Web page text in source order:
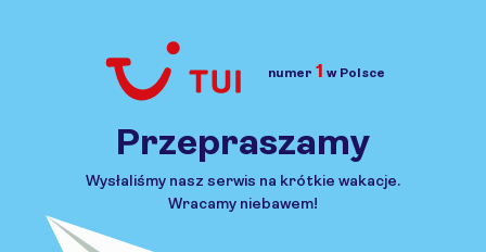
Przejdź do TUI.pl
numer 1 w Polsce
Przepraszamy
Wysłaliśmy nasz serwis na krótkie wakacje.
Wracamy niebawem!